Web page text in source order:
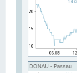
DONAU - Passau